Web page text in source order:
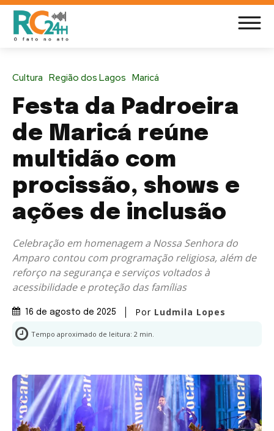
Cultura Região dos Lagos Maricá
Festa da Padroeira
de Maricá reúne
multidão com
procissão, shows e
ações de inclusão
Celebração em homenagem a Nossa Senhora do
Amparo contou com programação religiosa, além de
reforço na segurança e serviços voltados à
acessibilidade e proteção das famílias
16 de agosto de 2025 Por Ludmila Lopes
Tempo aproximado de leitura: 2 min.